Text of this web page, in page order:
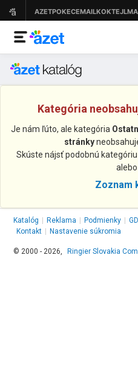
Kategória
Je nám ľúto, ale kategória
stránky
Skúste nájsť podobnú
Zoznam
Katalóg Reklama Podmienky
Kontakt
Nastavenie súkromia
© 2000 - 2026, Ringier Slovakia